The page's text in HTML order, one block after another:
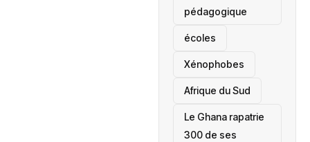
pédagogique
écoles
‎Xénophobes
Afrique du Sud
Le Ghana rapatrie
300 de ses